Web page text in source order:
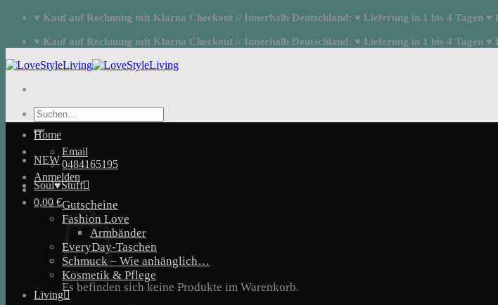
Zum
springen
♥ Kauf auf Rechnung mit Klarna Checkout // Innerhalb Deutschland: ♥ Lieferung in 1 bis 4 Tagen
♥ Kauf auf Rechnung mit Klarna Checkout // Innerhalb Deutschland: ♥ Lieferung in 1 bis 4 Tagen
Suchen
nach:
Email
0484165195
Anmelden
0,00€
Es befinden sich keine Produkte im Warenkorb.
Home
NEW
Soul♥Stuff
Gutscheine
Fashion Love
Armbänder
EveryDay-Taschen
Schmuck – Wie anhänglich…
Kosmetik & Pflege
Living